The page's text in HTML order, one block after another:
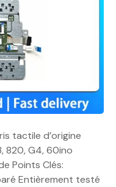
tactile d’origine
820, G4, 60ino
Points Clés:
Entièrement testé